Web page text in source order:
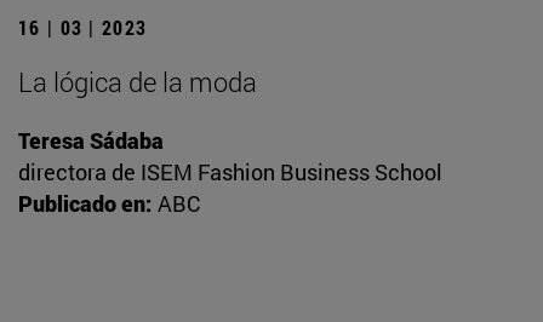
16 | 03 | 2023
La lógica de la moda
Teresa Sádaba
directora de ISEM Fashion Business School
Publicado en: ABC